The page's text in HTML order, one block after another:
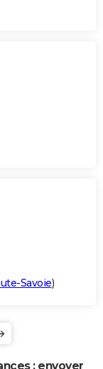
Savoie)
: envoyer